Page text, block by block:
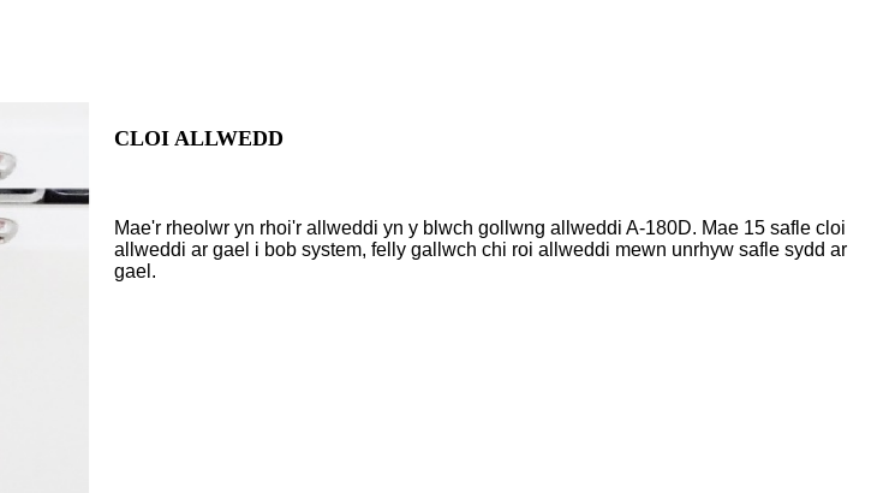
CLOI ALLWEDD
Mae'r rheolwr yn rhoi'r allweddi yn y blwch gollwng allweddi A-180D. Mae 15 safle cloi
allweddi ar gael i bob system, felly gallwch chi roi allweddi mewn unrhyw safle sydd ar
gael.